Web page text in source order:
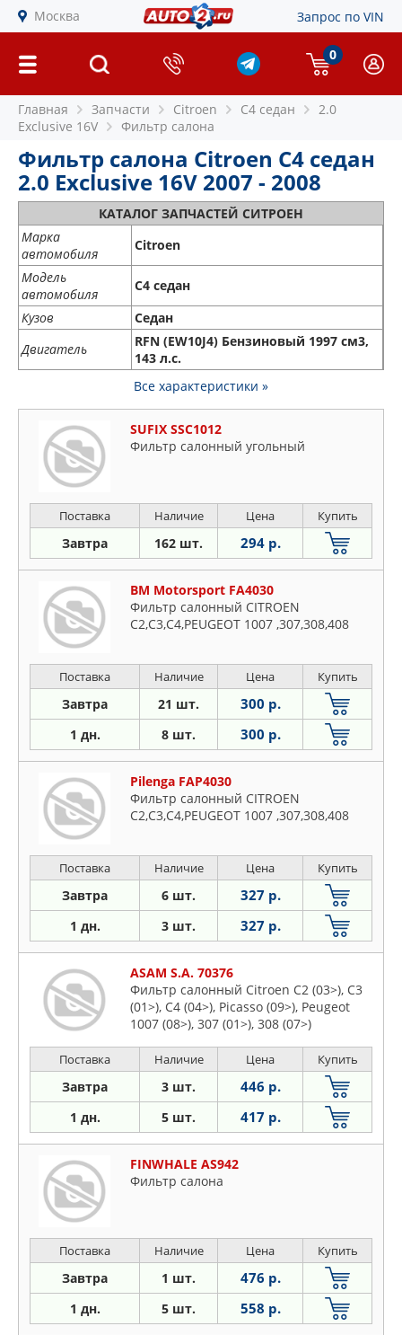
Москва Запрос по VIN
0
Главная Запчасти Citroen C4 седан
2.0
Exclusive 16V
Фильтр салона
Фильтр салона Citroen C4 седан
2.0 Exclusive 16V 2007 - 2008
КАТАЛОГ ЗАПЧАСТЕЙ СИТРОЕН
Марка
автомобиля
Citroen
Модель
автомобиля
C4 седан
Кузов
Седан
Двигатель
RFN (EW10J4) Бензиновый 1997 см3,
143 л.с.
Все характеристики »
SUFIX SSC1012
Фильтр салонный угольный
Поставка Наличие Цена Купить
Завтра 162 шт. 294 р.
BM Motorsport FA4030
Фильтр салонный CITROEN
C2,C3,C4,PEUGEOT 1007 ,307,308,408
Поставка Наличие Цена Купить
Завтра 21 шт. 300 р.
1 дн. 8 шт. 300 р.
Pilenga FAP4030
Фильтр салонный CITROEN
C2,C3,C4,PEUGEOT 1007 ,307,308,408
Поставка Наличие Цена Купить
Завтра 6 шт. 327 р.
1 дн. 3 шт. 327 р.
ASAM S.A. 70376
Фильтр салонный Citroen C2 (03>), C3
(01>), C4 (04>), Picasso (09>), Peugeot
1007 (08>), 307 (01>), 308 (07>)
Поставка Наличие Цена Купить
Завтра 3 шт. 446 р.
1 дн. 5 шт. 417 р.
FINWHALE AS942
Фильтр салона
Поставка Наличие Цена Купить
Завтра 1 шт. 476 р.
1 дн. 5 шт. 558 р.